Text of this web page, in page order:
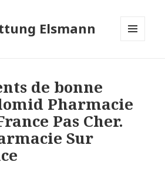
Elsmann
de bonne
Pharmacie
Pas Cher.
Sur